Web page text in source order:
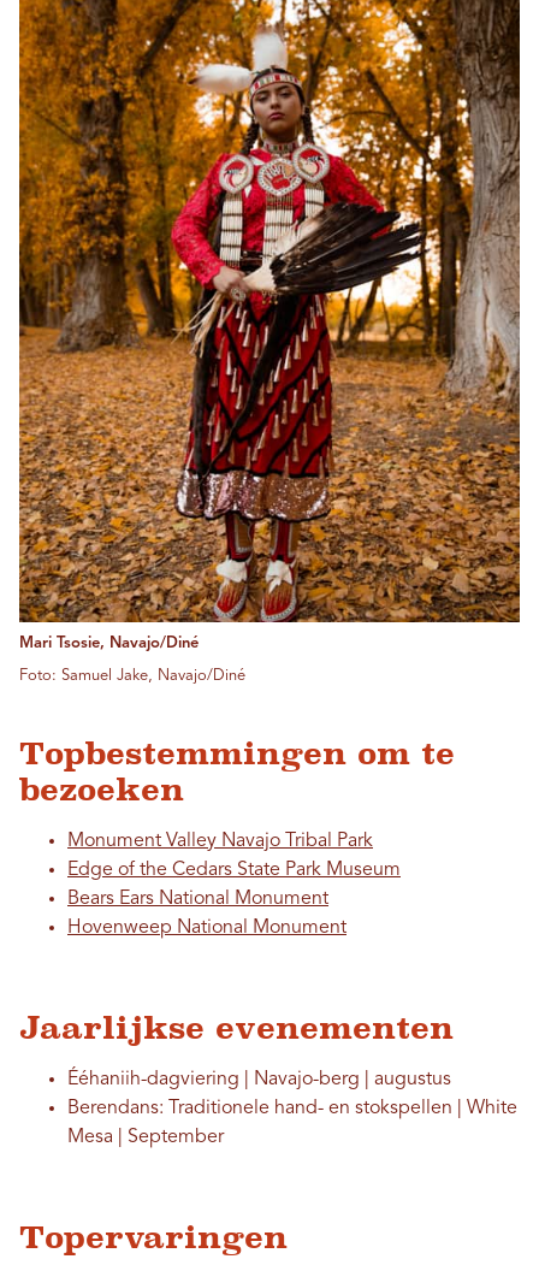
Mari Tsosie, Navajo/Diné
Foto: Samuel Jake, Navajo/Diné
Topbestemmingen om te
bezoeken
Monument Valley Navajo Tribal Park
Edge of the Cedars State Park Museum
Bears Ears National Monument
Hovenweep National Monument
Jaarlijkse evenementen
Ééhaniih-dagviering | Navajo-berg | augustus
Berendans: Traditionele hand- en stokspellen | White
Mesa | September
Topervaringen